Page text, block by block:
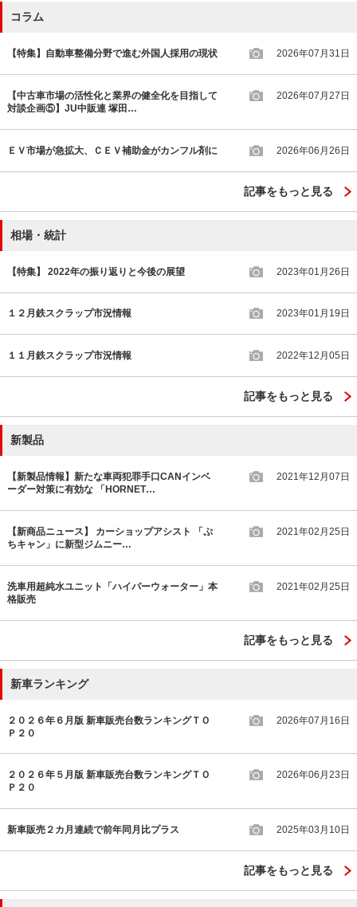
コラム
【特集】自動車整備分野で進む外国人採用の現状 2026年07月31日
【中古車市場の活性化と業界の健全化を目指して
対談企画⑤】JU中販連 塚田…
2026年07月27日
ＥＶ市場が急拡大、ＣＥＶ補助金がカンフル剤に 2026年06月26日
記事をもっと見る
相場・統計
【特集】 2022年の振り返りと今後の展望 2023年01月26日
１２月鉄スクラップ市況情報 2023年01月19日
１１月鉄スクラップ市況情報 2022年12月05日
記事をもっと見る
新製品
【新製品情報】新たな車両犯罪手口CANインベ
ーダー対策に有効な 「HORNET…
2021年12月07日
【新商品ニュース】 カーショップアシスト 「ぷ
ちキャン」に新型ジムニー…
2021年02月25日
洗車用超純水ユニット「ハイパーウォーター」本
格販売
2021年02月25日
記事をもっと見る
新車ランキング
２０２６年６月版 新車販売台数ランキングＴＯ
Ｐ２０
2026年07月16日
２０２６年５月版 新車販売台数ランキングＴＯ
Ｐ２０
2026年06月23日
新車販売２カ月連続で前年同月比プラス 2025年03月10日
記事をもっと見る